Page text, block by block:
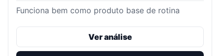
Funciona bem como produto base de rotina
Ver análise